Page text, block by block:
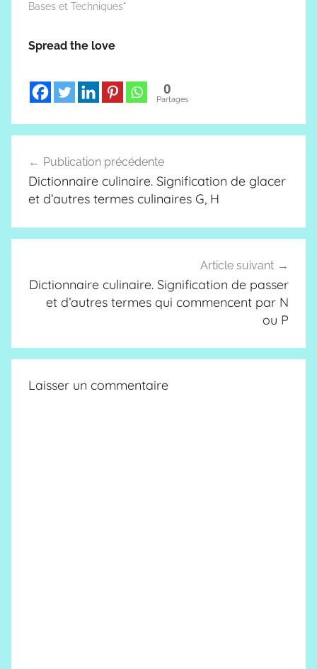
Bases et Techniques"
Spread the love
0
Partages
de
l’article
Publication précédente
Dictionnaire culinaire. Signification de glacer
et d’autres termes culinaires G, H
Article suivant
Dictionnaire culinaire. Signification de passer
et d’autres termes qui commencent par N
ou P
Laisser un commentaire